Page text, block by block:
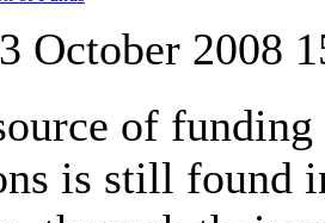
October 2008
of
is still found